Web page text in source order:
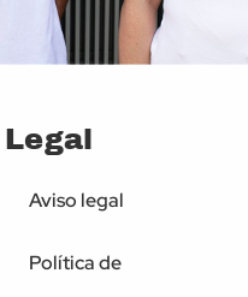
Legal
Aviso legal
Política de